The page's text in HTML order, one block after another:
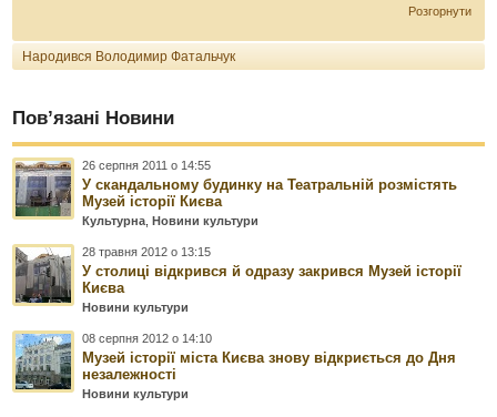
Розгорнути
Народився Володимир Фатальчук
Пов’язані Новини
26 серпня 2011 о 14:55
У скандальному будинку на Театральній розмістять
Музей історії Києва
Культурна, Новини культури
28 травня 2012 о 13:15
У столиці відкрився й одразу закрився Музей історії
Києва
Новини культури
08 серпня 2012 о 14:10
Музей історії міста Києва знову відкриється до Дня
незалежності
Новини культури